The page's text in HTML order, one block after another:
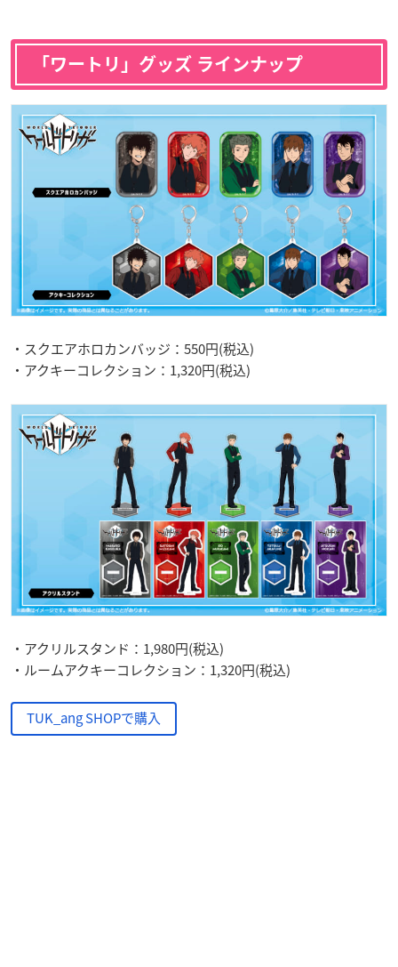
「ワートリ」グッズ ラインナップ
・スクエアホロカンバッジ：550円(税込)
・アクキーコレクション：1,320円(税込)
・アクリルスタンド：1,980円(税込)
・ルームアクキーコレクション：1,320円(税込)
TUK_ang SHOPで購入